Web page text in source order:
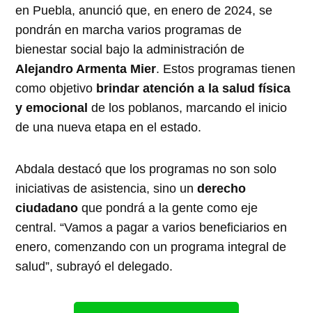
en Puebla, anunció que, en enero de 2024, se
pondrán en marcha varios programas de
bienestar social bajo la administración de
Alejandro Armenta Mier. Estos programas tienen
como objetivo brindar atención a la salud física
y emocional de los poblanos, marcando el inicio
de una nueva etapa en el estado.
Abdala destacó que los programas no son solo
iniciativas de asistencia, sino underecho
ciudadano que pondrá a la gente como eje
central. “Vamos a pagar a varios beneficiarios en
enero, comenzando con un programa integral de
salud”, subrayó el delegado.